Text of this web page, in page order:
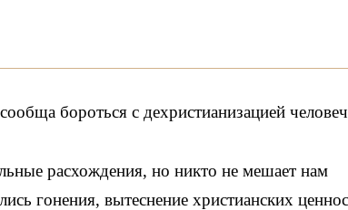
бороться с дехристианизацией
расхождения, но никто не мешает нам
гонения, вытеснение христианских